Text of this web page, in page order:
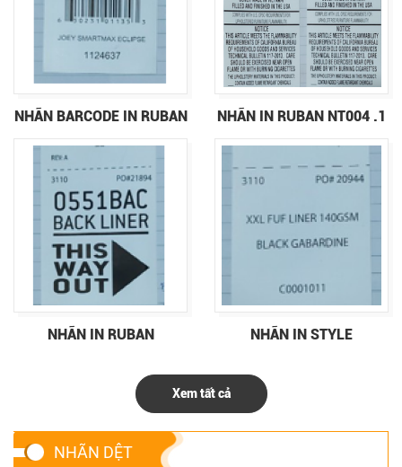
NHÃN BARCODE IN RUBAN NHÃN IN RUBAN NT004 .1
NHÃN IN RUBAN NHÃN IN STYLE
Xem tất cả
NHÃN DỆT